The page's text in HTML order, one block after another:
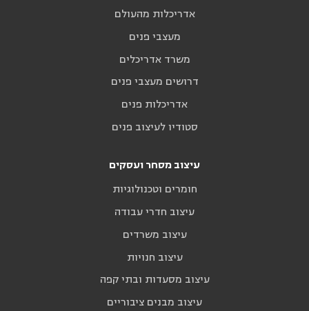
אדריכלות מהעולם
מעצבי פנים
משרד אדריכלים
דרושים מעצבי פנים
אדריכלות פנים
סטודיו לעיצוב פנים
עיצוב מסחר ועסקים
חומרים וטכנולוגיות
עיצוב חדרי עבודה
עיצוב משרדים
עיצוב חנויות
עיצוב מסעדות ובתי קפה
עיצוב מבנים ציבוריים